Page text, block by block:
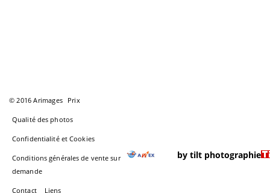
© 2016 Arimages Prix
Qualité des photos
Confidentialité et Cookies
Conditions générales de vente sur
demande
Contact Liens
by tilt photographie